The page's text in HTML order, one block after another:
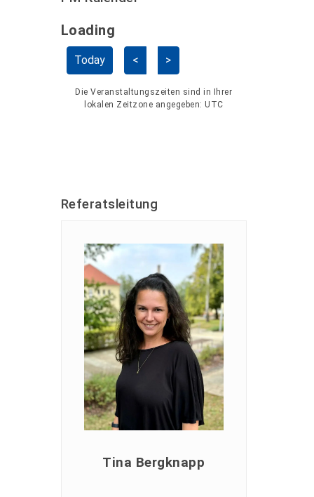
Kalender überspringen
Loading - current view is
Loading
Today < >
Die Veranstaltungszeiten sind in Ihrer
lokalen Zeitzone angegeben: UTC
Referatsleitung
Tina Bergknapp